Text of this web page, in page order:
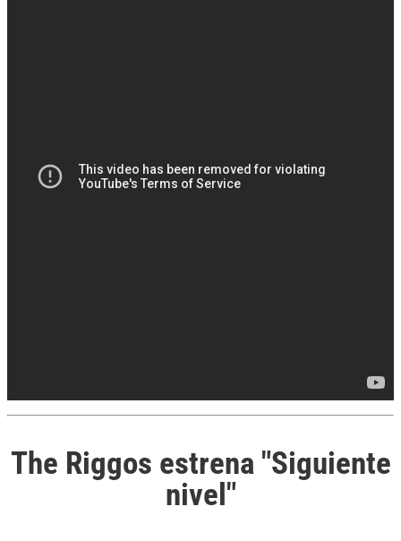
The Riggos estrena "Siguiente
nivel"